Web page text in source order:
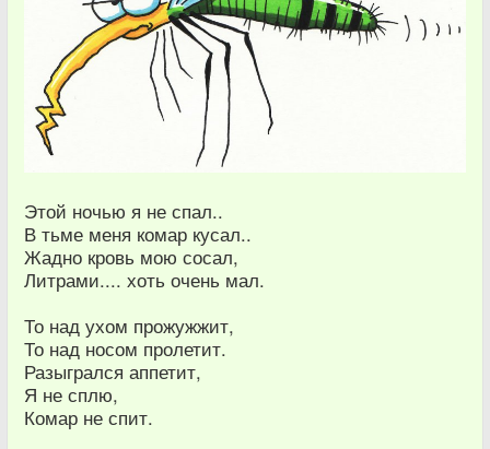
Этой ночью я не спал..
В тьме меня комар кусал..
Жадно кровь мою сосал,
Литрами.... хоть очень мал.
То над ухом прожужжит,
То над носом пролетит.
Разыгрался аппетит,
Я не сплю,
Комар не спит.